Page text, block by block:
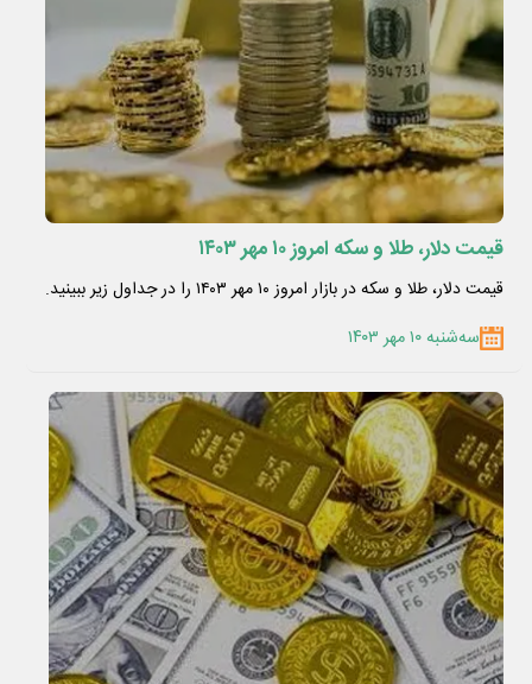
قیمت دلار، طلا و سکه امروز ۱۰ مهر ۱۴۰۳
قیمت دلار، طلا و سکه در بازار امروز ۱۰ مهر ۱۴۰۳ را در جداول زیر ببینید.
سه‌شنبه ۱۰ مهر ۱۴۰۳